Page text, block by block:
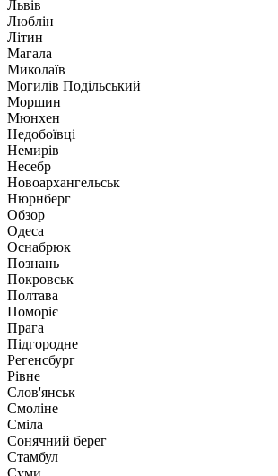
Львів
Люблін
Літин
Магала
Миколаїв
Могилів Подільський
Моршин
Мюнхен
Недобоївці
Немирів
Несебр
Новоархангельськ
Нюрнберг
Обзор
Одеса
Оснабрюк
Познань
Покровськ
Полтава
Поморіє
Прага
Підгородне
Регенсбург
Рівне
Слов'янськ
Смоліне
Сміла
Сонячний берег
Стамбул